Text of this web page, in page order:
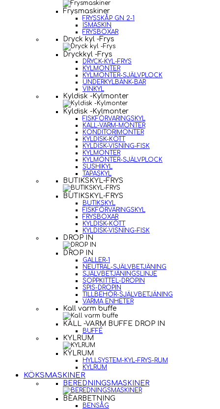
Frysmaskiner
FRYSSKÅP GN 2-1
ISMASKIN
FRYSBOXAR
Dryck kyl -Frys
Dryckkyl -Frys
DRYCK-KYL-FRYS
KYLMONTER
KYLMONTER-SJÄLVPLOCK
UNDERKYLBÄNK-BAR
VINKYL
Kyldisk -Kylmonter
Kyldisk -Kylmonter
FISKFÖRVARINGSKYL
KALL-VARM-MONTER
KONDITORIMONTER
KYLDISK-KÖTT
KYLDISK-VISNING-FISK
KYLMONTER
KYLMONTER-SJÄLVPLOCK
SUSHIKYL
TAPASKYL
BUTIKSKYL-FRYS
BUTIKSKYL-FRYS
BUTIKSKYL
FISKFÖRVARINGSKYL
FRYSBOXAR
KYLDISK-KÖTT
KYLDISK-VISNING-FISK
DROP IN
DROP IN
GALLER-1
NEUTRAL-SJÄLVBETJÄNING
SJÄLVBETJÄNINGSLINJE
SOPPKITTEL-DROPIN
SPIS-DROPIN
TILLBEHÖR-SJÄLVBETJÄNING
VARMA ENHETER
Kall varm buffe
KALL -VARM BUFFE DROP IN
BUFFÉ
KYLRUM
KYLRUM
HYLLSYSTEM-KYL-FRYS-RUM
KYLRUM
KÖKSMASKINER
BEREDNINGSMASKINER
BEARBETNING
BENSÅG